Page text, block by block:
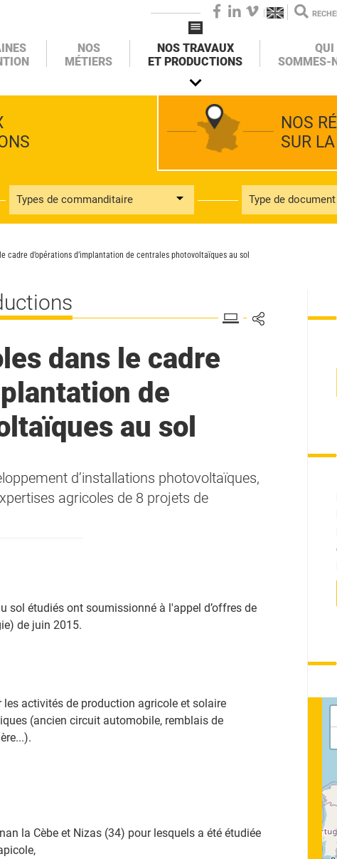
NOS
MÉTIERS
NOS TRAVAUX
ET PRODUCTIONS
NOS
SUR
Types de commanditaire Type de document
QUI
SOMMES-
FACEBOOK
LINKEDIN
VIMEO
cadre d’opérations d’implantation de centrales photovoltaïques au sol
dans le cadre
de
au sol
d’installations photovoltaïques,
agricoles de 8 projets de
sol étudiés ont soumissionné à l'appel d’offres de
de juin 2015.
les activités de production agricole et solaire
(ancien circuit automobile, remblais de
la Cèbe et Nizas (34) pour lesquels a été étudiée